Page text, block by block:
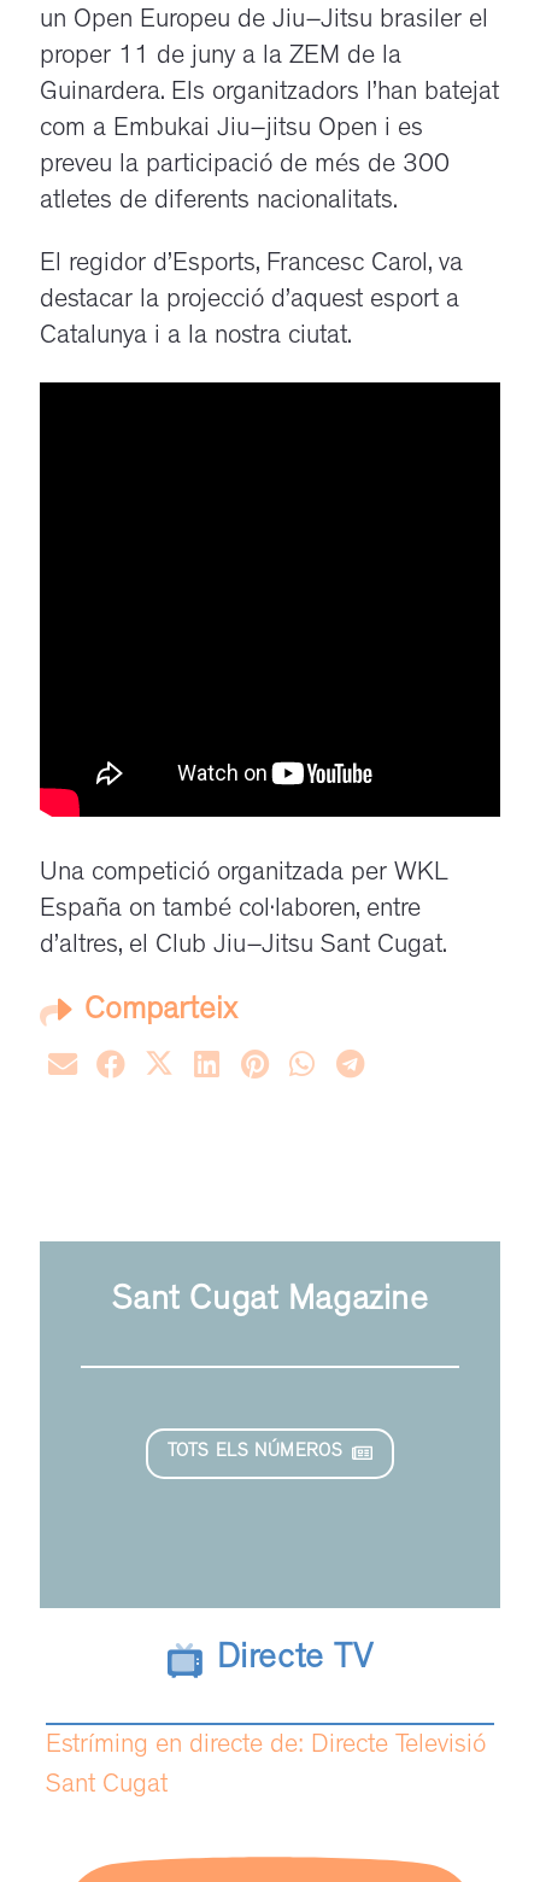
un Open Europeu de Jiu–Jitsu brasiler el
proper 11 de juny a la ZEM de la
Guinardera. Els organitzadors l’han batejat
com a Embukai Jiu–jitsu Open i es
preveu la participació de més de 300
atletes de diferents nacionalitats.
El regidor d’Esports, Francesc Carol, va
destacar la projecció d’aquest esport a
Catalunya i a la nostra ciutat.
Una competició organitzada per WKL
España on també col·laboren, entre
d’altres, el Club Jiu–Jitsu Sant Cugat.
Comparteix
Sant Cugat Magazine
TOTS ELS NÚMEROS
Directe TV
Estríming en directe de: Directe Televisió
Sant Cugat